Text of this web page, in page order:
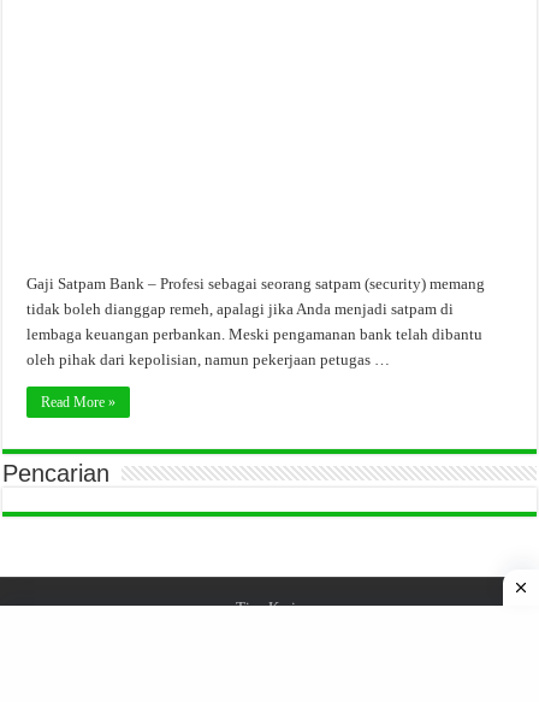
Gaji Satpam Bank – Profesi sebagai seorang satpam (security) memang
tidak boleh dianggap remeh, apalagi jika Anda menjadi satpam di
lembaga keuangan perbankan. Meski pengamanan bank telah dibantu
oleh pihak dari kepolisian, namun pekerjaan petugas …
Read More »
Pencarian
Tips Kerja